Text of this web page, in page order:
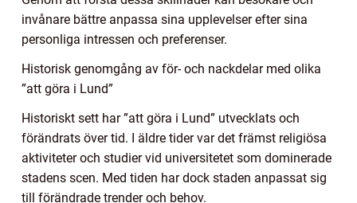
invånare bättre anpassa sina upplevelser efter sina
personliga intressen och preferenser.
Historisk genomgång av för- och nackdelar med olika
”att göra i Lund”
Historiskt sett har ”att göra i Lund” utvecklats och
förändrats över tid. I äldre tider var det främst religiösa
aktiviteter och studier vid universitetet som dominerade
stadens scen. Med tiden har dock staden anpassat sig
till förändrade trender och behov.